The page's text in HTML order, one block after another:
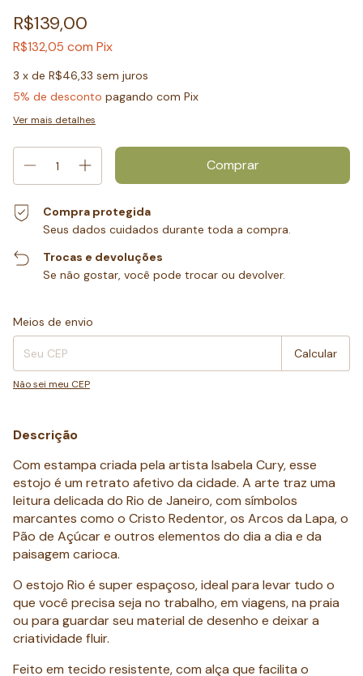
R$139,00
R$132,05 com Pix
3 x de R$46,33 sem juros
5% de desconto pagando com Pix
Ver mais detalhes
Compra protegida
Seus dados cuidados durante toda a compra.
Trocas e devoluções
Se não gostar, você pode trocar ou devolver.
Entregas para o CEP:
Meios de envio
Calcular
Não sei meu CEP
Descrição
Com estampa criada pela artista Isabela Cury, esse
estojo é um retrato afetivo da cidade. A arte traz uma
leitura delicada do Rio de Janeiro, com símbolos
marcantes como o Cristo Redentor, os Arcos da Lapa, o
Pão de Açúcar e outros elementos do dia a dia e da
paisagem carioca.
O estojo Rio é super espaçoso, ideal para levar tudo o
que você precisa seja no trabalho, em viagens, na praia
ou para guardar seu material de desenho e deixar a
criatividade fluir.
Feito em tecido resistente, com alça que facilita o